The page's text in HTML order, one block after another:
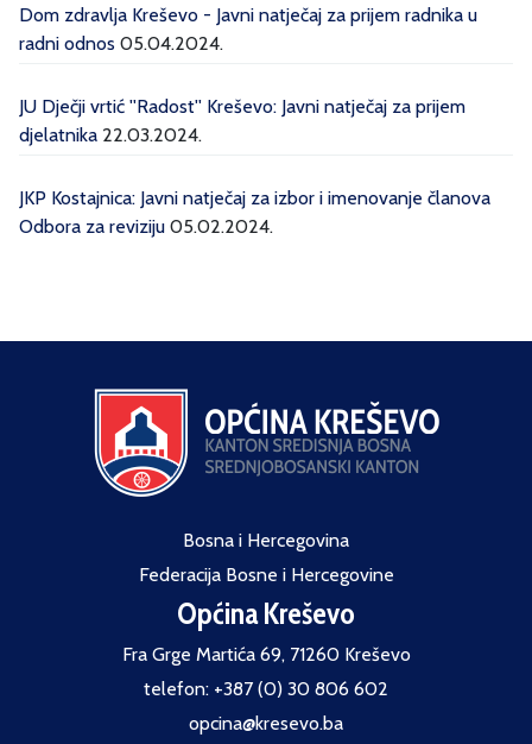
Dom zdravlja Kreševo - Javni natječaj za prijem radnika u
radni odnos 05.04.2024.
JU Dječji vrtić ''Radost'' Kreševo: Javni natječaj za prijem
djelatnika 22.03.2024.
JKP Kostajnica: Javni natječaj za izbor i imenovanje članova
Odbora za reviziju 05.02.2024.
Bosna i Hercegovina
Federacija Bosne i Hercegovine
Općina Kreševo
Fra Grge Martića 69, 71260 Kreševo
telefon: +387 (0) 30 806 602
opcina@kresevo.ba